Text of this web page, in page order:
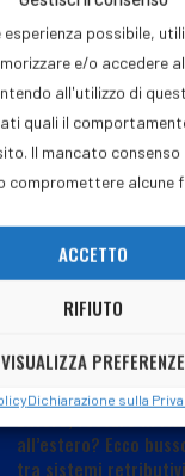
possibile,
e/o accedere
all'utilizzo di
quali il
Il mancato consenso
compromettere alcune
ACCETTO
RIFIUTO
VISUALIZZA PREFERENZE
Dichiarazione sulla
all’estero? Ecco
tra sistemi